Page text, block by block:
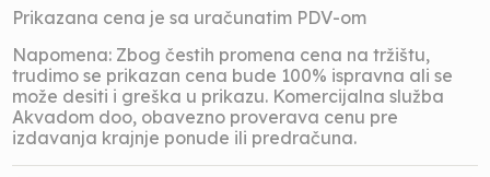
Prikazana cena je sa uračunatim PDV-om
Napomena: Zbog čestih promena cena na tržištu,
trudimo se prikazan cena bude 100% ispravna ali se
može desiti i greška u prikazu. Komercijalna služba
Akvadom doo, obavezno proverava cenu pre
izdavanja krajnje ponude ili predračuna.